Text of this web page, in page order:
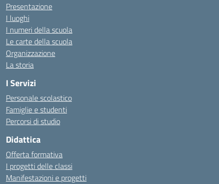
Presentazione
I luoghi
I numeri della scuola
Le carte della scuola
Organizzazione
La storia
I Servizi
Personale scolastico
Famiglie e studenti
Percorsi di studio
Didattica
Offerta formativa
I progetti delle classi
Manifestazioni e progetti